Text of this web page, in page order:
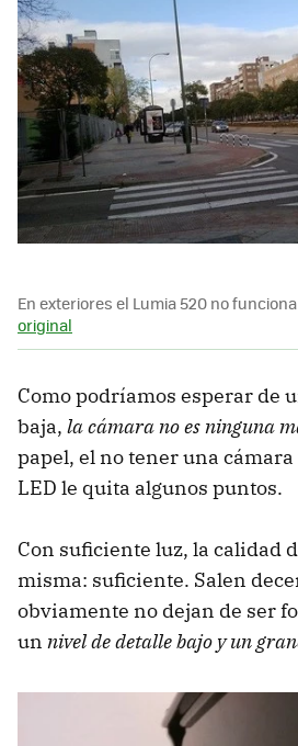
En exteriores el Lumia 520 no
original
Como podríamos esperar de
baja, la cámara no es ninguna
papel, el no tener una
LED le quita algunos puntos.
Con suficiente luz, la calidad
misma: suficiente. Salen
obviamente no dejan de ser
un nivel de detalle bajo y un